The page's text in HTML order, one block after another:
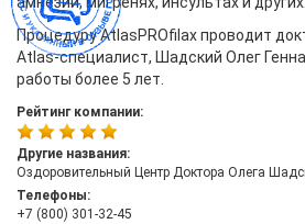
Процедуру AtlasPROfilax проводит
Atlas-специалист, Шадский Олег
работы более 5 лет.
Рейтинг компании:
Другие названия:
Оздоровительный Центр Доктора Олега
Телефоны:
+7 (800) 301-32-45